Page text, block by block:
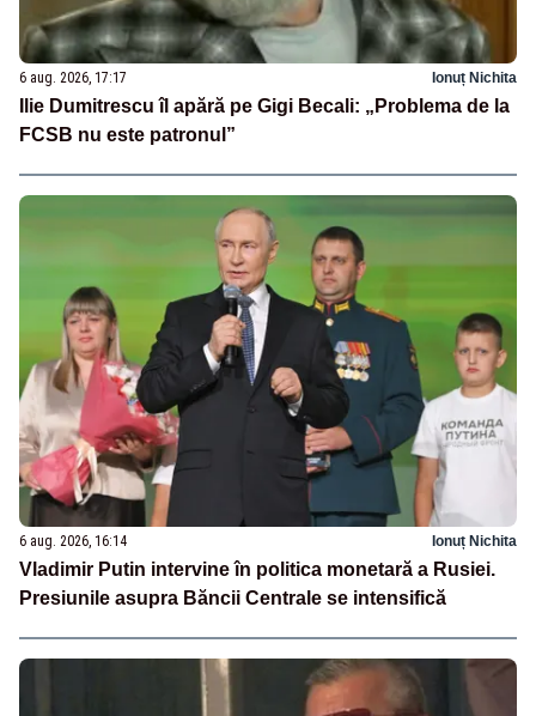
6 aug. 2026, 17:17 Ionuț Nichita
Ilie Dumitrescu îl apără pe Gigi Becali: „Problema de la
FCSB nu este patronul”
6 aug. 2026, 16:14 Ionuț Nichita
Vladimir Putin intervine în politica monetară a Rusiei.
Presiunile asupra Băncii Centrale se intensifică